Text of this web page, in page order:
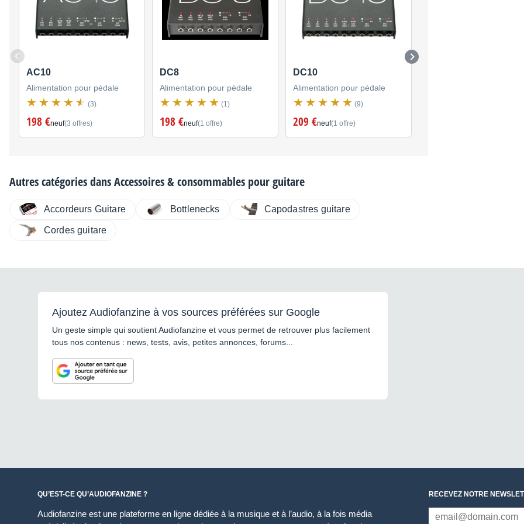
AC10
Alimentation pour pédale
(3)
198 €neuf(3 offres)
DC8
Alimentation pour pédale
(1)
198 €neuf(1 offre)
DC10
Alimentation pour pédale
(9)
209 €neuf(1 offre)
Autres catégories dansAccessoires & consommables pour guitare
Accordeurs Guitare Bottlenecks Capodastres guitare
Cordes guitare
Ajoutez Audiofanzine à vos sources préférées sur Google
Un geste simple qui soutient Audiofanzine et vous permet de retrouver plus facilement
tous nos contenus : news, tests, avis, petites annonces, forums...
QU’EST-CE QU’AUDIOFANZINE ?
Audiofanzine est une plateforme en ligne dédiée à la musique et à l’audio, à la fois média
RECEVEZ NOTRE